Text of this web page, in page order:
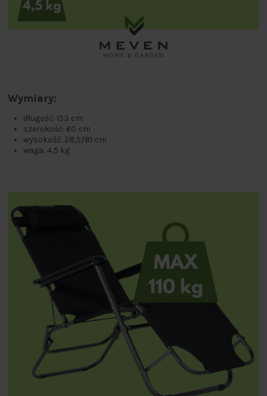
Wymiary:
długość: 153 cm
szerokość: 60 cm
wysokość: 28,5/81 cm
waga: 4,5 kg